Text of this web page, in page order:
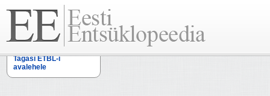
Tagasi ETBL-i
avalehele